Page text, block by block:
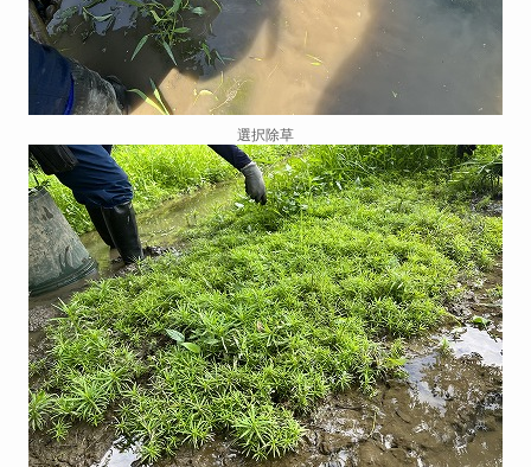
選択除草